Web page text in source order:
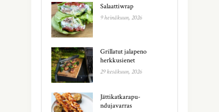
Salaattiwrap
9 heinäkuun, 2026
Grillatut jalapeno
herkkusienet
29 kesäkuun, 2026
Jättikatkarapu-
ndujavarras